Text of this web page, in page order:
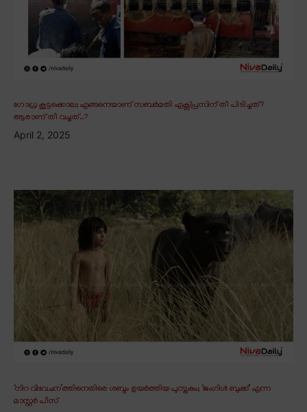
ഗോധ്ര കൂട്ടക്കൊല; എങ്ങനെയാണ് സബർമതി എക്സ്പ്രസിന് തീ പിടിച്ചത്?
ആരാണ് തീ വച്ചത്..?
April 2, 2025
‘നിറ വിവേചന’ത്തിനെതിരെ ശബ്ദം ഉയർത്തിയ പുസ്തകം; ‘ജംഗിൾ ബുക്ക്’ എന്ന
മാസ്റ്റർ പീസ്